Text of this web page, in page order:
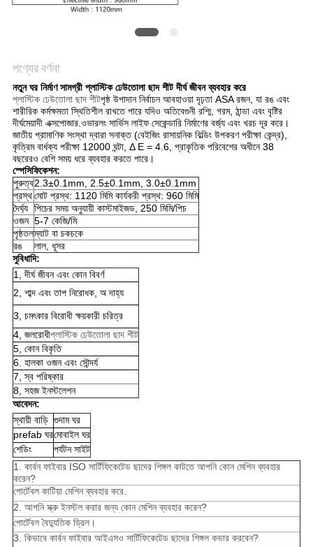
পণ্যের বর্ণনা
নতুন ঘর নির্মাণ সামগ্রী প্লাস্টিক ঢেউতোলা ছাদ শীট দীর্ঘ জীবন ব্যবহার করে
প্লাস্টিক ঢেউতোলা ছাদ শীটপৃষ্ঠ উপাদান নির্বাচন আবহাওয়া দৃঢ়তা ASA রজন, যা রঙ এবং
শারীরিক কর্মক্ষমতা স্থিতিশীল রাখতে পারে যদিও অতিবেগুনী রশ্মি, গরম, ঠান্ডা এবং বৃষ্টির
দীর্ঘমেয়াদী এক্সপোজার.ওভারলং সার্ভিস লাইফ সেকেন্ডারি নির্মাণের বর্জ্য এবং খরচ দূর করে।
জাতীয় প্রামাণিক সংস্থা দ্বারা সনাক্ত (বেইজিং রাসায়নিক বিল্ডিং উপকরণ পরীক্ষা কেন্দ্র),
কৃত্রিম বার্ধক্য পরীক্ষা 12000 ঘন্টা, Δ Ε = 4.6, প্রাকৃতিক পরিবেশের অধীনে 38
বছরেরও বেশি সময় ধরে ব্যবহার করতে পারে।
স্পেসিফিকেশন:
পুরুত্ব2.3±0.1mm, 2.5±0.1mm, 3.0±0.1mm
প্রস্থমোট প্রস্থ: 1120 মিমি কার্যকরী প্রস্থ: 960 মিমি
দৈর্ঘ্য পিচের সময় অনুযায়ী কাস্টমাইজড, 250 মিমি/পিচ
ওজন 5-7 কেজি/মি
পৃষ্ঠতলম্যাট বা চকচকে
রঙ
লাল, ধূসর
সুবিধাদি:
1, দীর্ঘ জীবন এবং কোন বিবর্ণ
2, শাব্দ এবং তাপ নিরোধক, অ দাহ্য
3, চমৎকার বিরোধী ক্ষয়কারী চরিত্র
4, জলরোধীপ্লাস্টিক ঢেউতোলা ছাদ শীট
5, কোন বিকৃতি
6. হালকা ওজন এবং সৌন্দর্য
7, স্ব পরিষ্কার
8, সহজ ইনস্টলেশন
আবেদন:
স্থায়ী বাড়ি গুদাম ঘর
prefab ঘরমোবাইল ঘর
শেডিং
পর্যটন সাইট
1. কার্বন ফাইবার ISO সার্টিফিকেটেড ছাদের শিঙ্গল কাটতে আপনি কোন মেশিন ব্যবহার
করেন?
পোর্টেবল কাটিয়া মেশিন ব্যবহার করে.
2. আপনি স্ক্রু ইনস্টল করার জন্য কোন মেশিন ব্যবহার করেন?
পোর্টেবল বৈদ্যুতিক ড্রিল।
3. কিভাবে কার্বন ফাইবার আইএসও সার্টিফিকেটেড ছাদের শিঙ্গল কভার করবেন?